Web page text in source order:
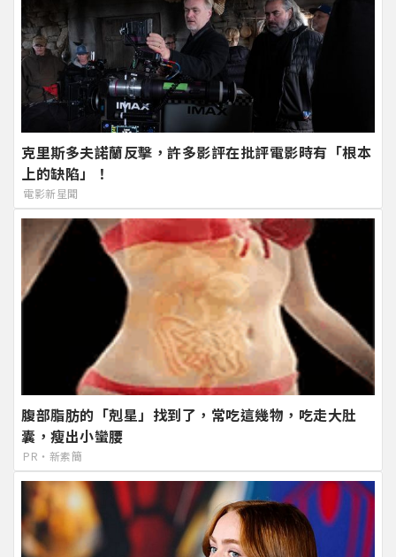
克里斯多夫諾蘭反擊，許多影評在批評電影時有「根本
上的缺陷」！
電影新星聞
腹部脂肪的「剋星」找到了，常吃這幾物，吃走大肚
囊，瘦出小蠻腰
PR・新素簡